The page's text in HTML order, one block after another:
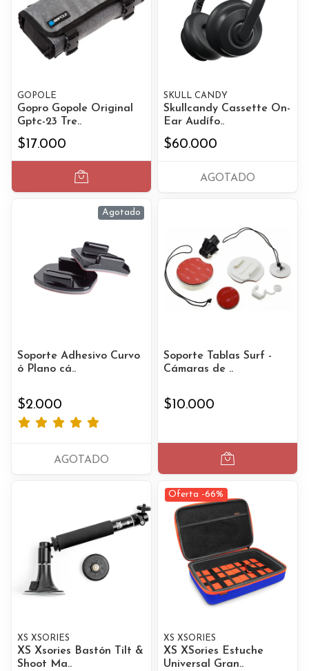
GOPOLE
Gopro Gopole Original
Gptc-23 Tre..
$17.000
SKULL CANDY
Skullcandy Cassette On-
Ear Audífo..
$60.000
AGOTADO
Agotado
Soporte Adhesivo Curvo
ó Plano cá..
$2.000
AGOTADO
Soporte Tablas Surf -
Cámaras de ..
$10.000
XS XSORIES
XS Xsories Bastón Tilt &
Shoot Ma..
Oferta -66%
XS XSORIES
XS XSories Estuche
Universal Gran..